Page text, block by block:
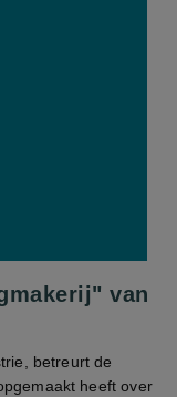
van
betreurt de
heeft over